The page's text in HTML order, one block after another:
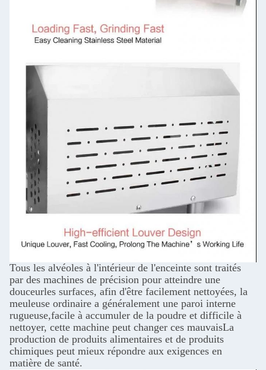
Tous les alvéoles à l'intérieur de l'enceinte sont traités
par des machines de précision pour atteindre une
douceurles surfaces, afin d'être facilement nettoyées, la
meuleuse ordinaire a généralement une paroi interne
rugueuse,facile à accumuler de la poudre et difficile à
nettoyer, cette machine peut changer ces mauvaisLa
production de produits alimentaires et de produits
chimiques peut mieux répondre aux exigences en
matière de santé.